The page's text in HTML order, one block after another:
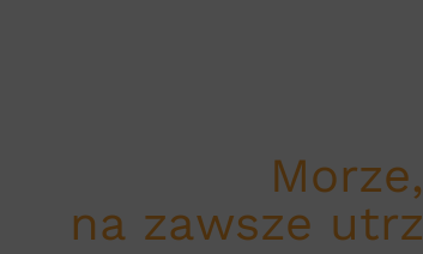
na zawsze